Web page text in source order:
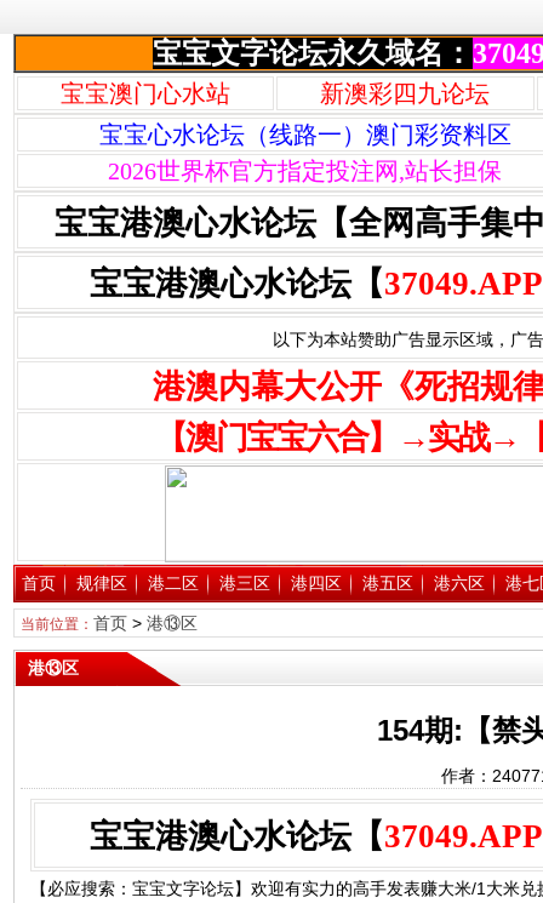
宝宝文字论坛永久域名：
宝宝澳门心水站
新澳彩四九论坛
宝宝心水论坛（线路一）澳门彩资料区
2026世界杯官方指定投注网,站长担保
宝宝港澳心水论坛【全网高手集
宝宝港澳心水论坛【37049.APP
以下为本站赞助广告显示区域，广
港澳内幕大公开《死招规
【澳门宝宝六合】→实战→
首页 规律区 港二区 港三区 港四区 港五区 港六区 港七
当前位置： 首页> 港⑬区
港⑬区
154期:【
作者：
宝宝港澳心水论坛【37049.APP
【必应搜索：宝宝文字论坛】欢迎有实力的高手发表赚大米/1大米